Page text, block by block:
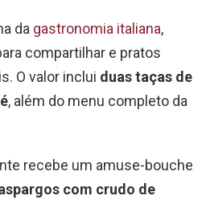
da gastronomia italiana,
compartilhar e pratos
O valor inclui duas taças de
, além do menu completo da
recebe um amuse-bouche
com crudo de